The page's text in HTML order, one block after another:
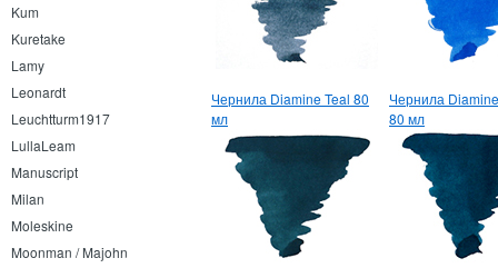
Kum
Kuretake
Lamy
Leonardt
Leuchtturm1917
LullaLeam
Manuscript
Milan
Moleskine
Moonman / Majohn
Чернила Diamine Teal 80
мл
Чернила
80 мл